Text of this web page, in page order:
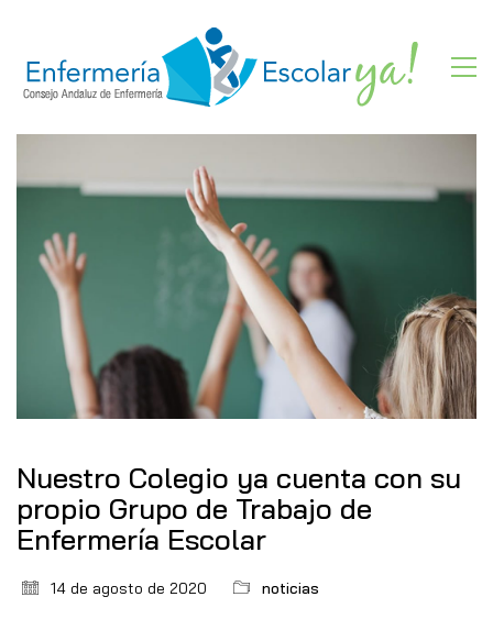
Nuestro Colegio ya cuenta con su
propio Grupo de Trabajo de
Enfermería Escolar
14 de agosto de 2020 noticias